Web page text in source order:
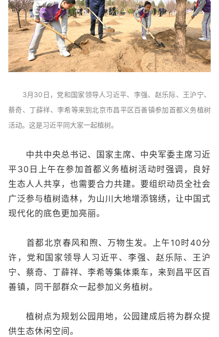
3月30日，党和国家领导人习近平、李强、赵乐际、王沪宁、
蔡奇、丁薛祥、李希等来到北京市昌平区百善镇参加首都义务植树
活动。这是习近平同大家一起植树。
中共中央总书记、国家主席、中央军委主席习近
平30日上午在参加首都义务植树活动时强调，良好
生态人人共享，也需要合力共建。要组织动员全社会
广泛参与植树造林，为山川大地增添锦绣，让中国式
现代化的底色更加亮丽。
首都北京春风和煦、万物生发。上午10时40分
许，党和国家领导人习近平、李强、赵乐际、王沪
宁、蔡奇、丁薛祥、李希等集体乘车，来到昌平区百
善镇，同干部群众一起参加义务植树。
植树点为规划公园用地，公园建成后将为群众提
供生态休闲空间。